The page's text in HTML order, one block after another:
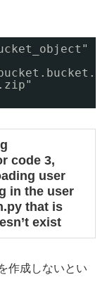
code 3,
user
in the user
that is
exist
作成しないとい